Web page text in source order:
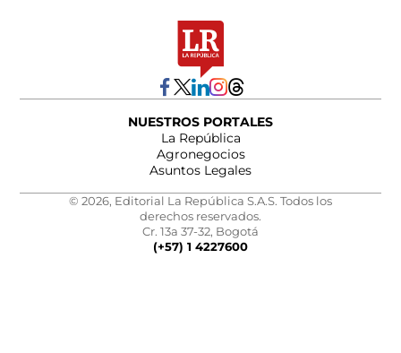
NUESTROS PORTALES
La República
Agronegocios
Asuntos Legales
© 2026, Editorial La República S.A.S. Todos los
derechos reservados.
Cr. 13a 37-32, Bogotá
(+57) 1 4227600